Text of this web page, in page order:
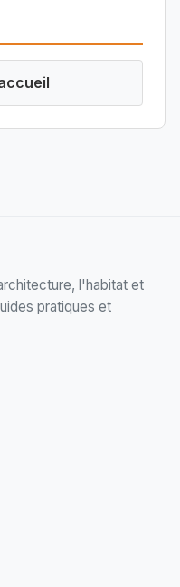
l'habitat et
pratiques et